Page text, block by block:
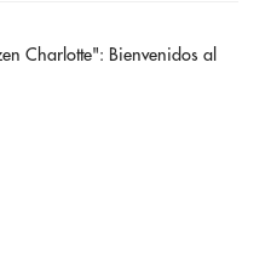
Charlotte": Bienvenidos al